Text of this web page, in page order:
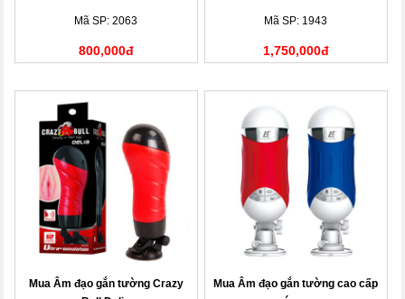
Mã SP: 2063
800,000đ
Mã SP: 1943
1,750,000đ
Mua Âm đạo gắn tường Crazy
Mua Âm đạo gắn tường cao cấp